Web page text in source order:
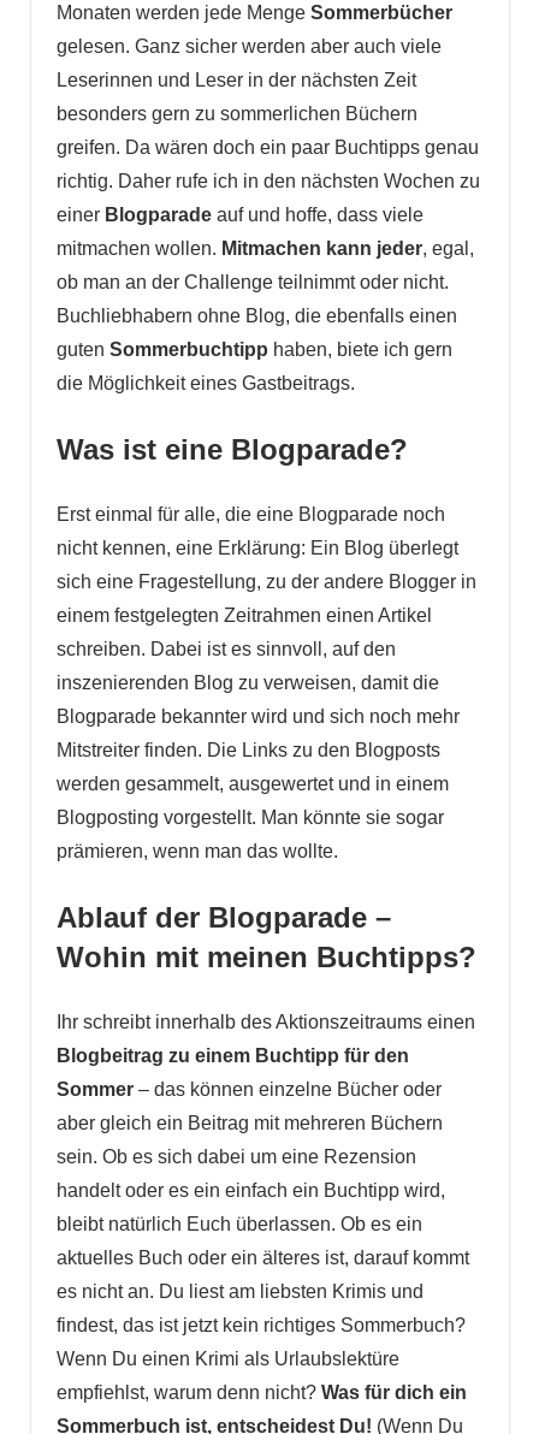
Monaten werden jede Menge Sommerbücher
gelesen. Ganz sicher werden aber auch viele
Leserinnen und Leser in der nächsten Zeit
besonders gern zu sommerlichen Büchern
greifen. Da wären doch ein paar Buchtipps genau
richtig. Daher rufe ich in den nächsten Wochen zu
einer Blogparadeauf und hoffe, dass viele
mitmachen wollen. Mitmachen kann jeder, egal,
ob man an der Challenge teilnimmt oder nicht.
Buchliebhabern ohne Blog, die ebenfalls einen
guten Sommerbuchtipp haben, biete ich gern
die Möglichkeit eines Gastbeitrags.
Was ist eine Blogparade?
Erst einmal für alle, die eine Blogparade noch
nicht kennen, eine Erklärung: Ein Blog überlegt
sich eine Fragestellung, zu der andere Blogger in
einem festgelegten Zeitrahmen einen Artikel
schreiben. Dabei ist es sinnvoll, auf den
inszenierenden Blog zu verweisen, damit die
Blogparade bekannter wird und sich noch mehr
Mitstreiter finden. Die Links zu den Blogposts
werden gesammelt, ausgewertet und in einem
Blogposting vorgestellt. Man könnte sie sogar
prämieren, wenn man das wollte.
Ablauf der Blogparade –
Wohin mit meinen Buchtipps?
Ihr schreibt innerhalb des Aktionszeitraums einen
Blogbeitrag zu einem Buchtipp für den
Sommer – das können einzelne Bücher oder
aber gleich ein Beitrag mit mehreren Büchern
sein. Ob es sich dabei um eine Rezension
handelt oder es ein einfach ein Buchtipp wird,
bleibt natürlich Euch überlassen. Ob es ein
aktuelles Buch oder ein älteres ist, darauf kommt
es nicht an. Du liest am liebsten Krimis und
findest, das ist jetzt kein richtiges Sommerbuch?
Wenn Du einen Krimi als Urlaubslektüre
empfiehlst, warum denn nicht? Was für dich ein
Sommerbuch ist, entscheidest Du! (Wenn Du